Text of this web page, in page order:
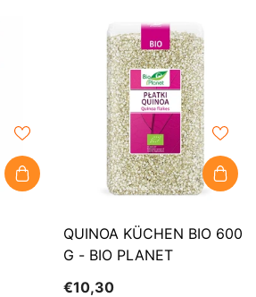
QUINOA KÜCHEN BIO 600
G - BIO PLANET
€10,30